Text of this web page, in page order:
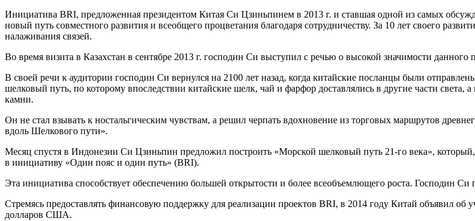
Инициатива BRI, предложенная президентом Китая Си Цзиньпинем в 2013 г. и ставшая одной из самых
новый путь совместного развития и всеобщего процветания благодаря сотрудничеству. За 10 лет своего
налаживания связей.
Во время визита в Казахстан в сентябре 2013 г. господин Си выступил с речью о высокой значимости данного
В своей речи к аудитории господин Си вернулся на 2100 лет назад, когда китайские посланцы были
шелковый путь, по которому впоследствии китайские шелк, чай и фарфор доставлялись в другие части
камни.
Он не стал взывать к ностальгическим чувствам, а решил черпать вдохновение из торговых маршрутов
вдоль Шелкового пути».
Месяц спустя в Индонезии Си Цзиньпин предложил построить «Морской шелковый путь 21-го века»,
в инициативу «Один пояс и один путь» (BRI).
Эта инициатива способствует обеспечению большей открытости и более всеобъемлющего роста. Господин Си
Стремясь предоставлять финансовую поддержку для реализации проектов BRI, в 2014 году Китай объявил
долларов США.